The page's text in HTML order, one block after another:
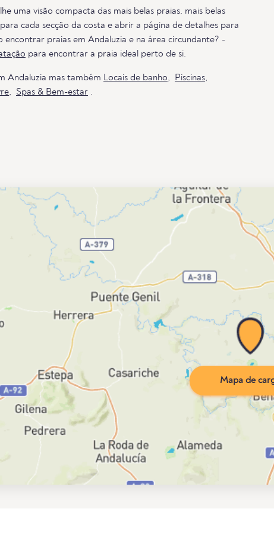
uma visão compacta das mais belas praias. mais belas
cada secção da costa e abrir a página de detalhes para
encontrar praias em Andaluzia e na área circundante? -
para encontrar a praia ideal perto de si.
Andaluzia mas também Locais de banho, Piscinas,
, Spas & Bem-estar .
Mapa de